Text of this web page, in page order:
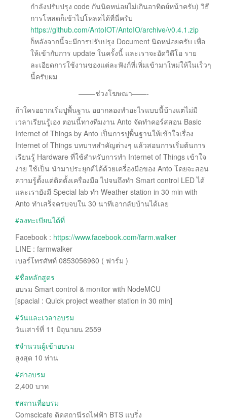
กำลังปรับปรุง code กันนิดหน่อยไม่เกินอาทิตย์หน้าครับ) วิธี
การโหลดก็เข้าไปโหลดได้ที่นี่ครับ
https://github.com/AntoIOT/AntoIO/archive/v0.4.1.zip
ก็หลังจากนี้จะมีการปรับปรุง Document นิดหน่อยครับ เพื่อ
ให้เข้ากับการ update ในครั้งนี้ และเราจะอัดวีดีโอ ราย
ละเอียดการใช้งานของแต่ละฟังก์ที่เพิ่มเข้ามาใหม่ให้ในเร็วๆ
นี้ครับผม
——-ช่วงโฆษณา——-
ถ้าใครอยากเริ่มปูพื้นฐาน อยากลองทำอะไรแบบนี้บ้างแต่ไม่มี
เวลาเรียนรู้เอง ตอนนี้ทางทีมงาน Anto จัดทำคอร์สสอน Basic
Internet of Things by Anto เป็นการปูพื้นฐานให้เข้าใจเรื่อง
Internet of Things บทบาทสำคัญต่างๆ แล้วสอนการเริ่มต้นการ
เรียนรู้ Hardware ที่ใช้สำหรับการทำ Internet of Things เข้าใจ
ง่าย ใช้เป็น นำมาประยุกต์ได้ด้วยเครื่องมือของ Anto โดยจะสอน
ความรู้ตั้งแต่ติดตั้งเครื่องมือ ไปจนถึงทำ Smart control LED ได้
และเรายังมี Special lab ทำ Weather station in 30 min with
Anto ทำเสร็จครบจบใน 30 นาทีเอากลับบ้านได้เลย
‪#‎ลงทะเบียนได้ที่‬
Facebook : https://www.facebook.com/farm.walker
LINE : farmwalker
เบอร์โทรศัพท์ 0853056960 ( ฟาร์ม )
‪#‎ชื่อหลักสูตร‬
อบรม Smart control & monitor with NodeMCU
[spacial : Quick project weather station in 30 min]
‪#‎วันและเวลาอบรม‬
วันเสาร์ที่ 11 มิถุนายน 2559
‪#‎จำนวนผู้เข้าอบรม‬
สูงสุด 10 ท่าน
‪#‎ค่าอบรม‬
2,400 บาท
‪#‎สถานที่อบรม‬
Comscicafe ติดสถานีรถไฟฟ้า BTS แบริ่ง